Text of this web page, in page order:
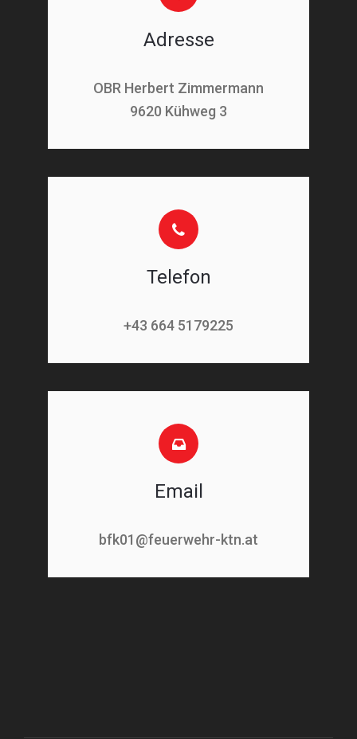
Adresse
OBR Herbert Zimmermann
9620 Kühweg 3
Telefon
+43 664 5179225
Email
bfk01@feuerwehr-ktn.at